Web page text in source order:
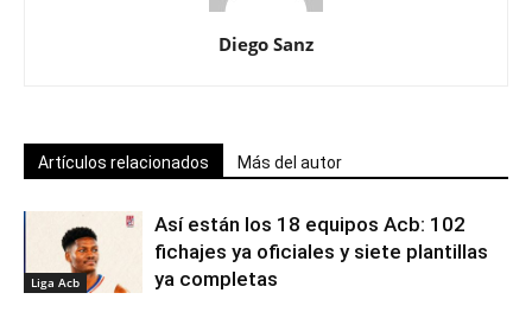
Diego Sanz
Artículos relacionados Más del autor
Liga Acb
Así están los 18 equipos Acb: 102
fichajes ya oficiales y siete plantillas
ya completas